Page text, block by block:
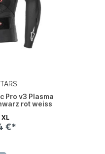
Pro v3 Plasma
rot weiss
XL
€*